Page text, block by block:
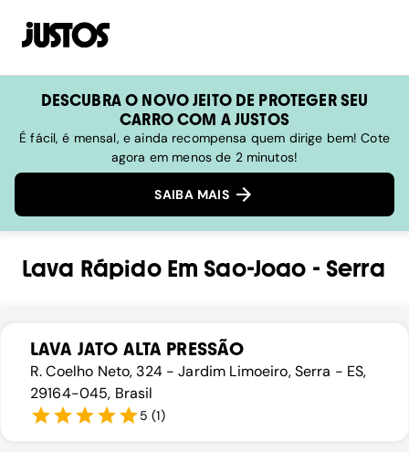
DESCUBRA O NOVO JEITO DE PROTEGER SEU
CARRO COM A JUSTOS
É fácil, é mensal, e ainda recompensa quem dirige bem! Cote
agora em menos de 2 minutos!
SAIBA MAIS
Lava RápidoEm Sao-Joao - Serra
LAVA JATO ALTA PRESSÃO
R. Coelho Neto, 324 - Jardim Limoeiro, Serra - ES,
29164-045, Brasil
5 (1)